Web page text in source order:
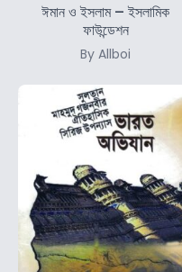
ঈমান ও ইসলাম – ইসলামিক
ফাউন্ডেশন
By Allboi